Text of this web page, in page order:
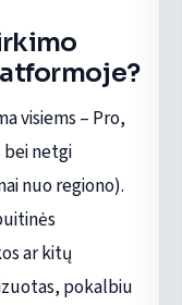
visiems – Pro,
netgi
nuo regiono).
ar kitų
pokalbiu